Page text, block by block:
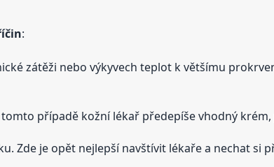
:
zátěži nebo výkyvech teplot k většímu
případě kožní lékař předepíše vhodný
Zde je opět nejlepší navštívit lékaře a nechat si